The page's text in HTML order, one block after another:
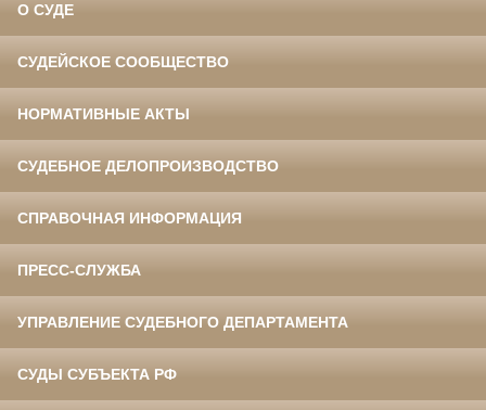
О СУДЕ
СУДЕЙСКОЕ СООБЩЕСТВО
НОРМАТИВНЫЕ АКТЫ
СУДЕБНОЕ ДЕЛОПРОИЗВОДСТВО
СПРАВОЧНАЯ ИНФОРМАЦИЯ
ПРЕСС-СЛУЖБА
УПРАВЛЕНИЕ СУДЕБНОГО ДЕПАРТАМЕНТА
СУДЫ СУБЪЕКТА РФ